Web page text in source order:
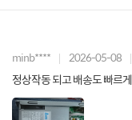
minb**** 2026-05-08
정상작동 되고 배송도 빠르